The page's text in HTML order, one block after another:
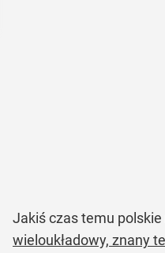
Jakiś czas temu
wieloukładowy, znany